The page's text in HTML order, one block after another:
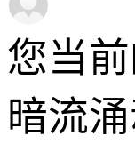
您当前
暗流